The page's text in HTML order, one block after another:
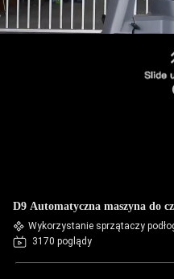
D9 Automatyczna maszyna do
Wykorzystanie sprzątaczy
3170 poglądy